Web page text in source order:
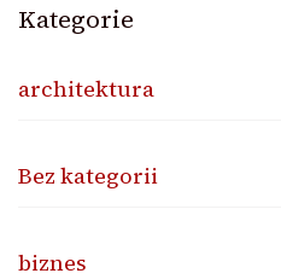
Kategorie
architektura
Bez kategorii
biznes